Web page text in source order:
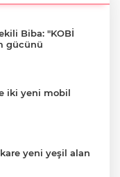
Biba: "KOBİ
gücünü
iki yeni mobil
yeni yeşil alan